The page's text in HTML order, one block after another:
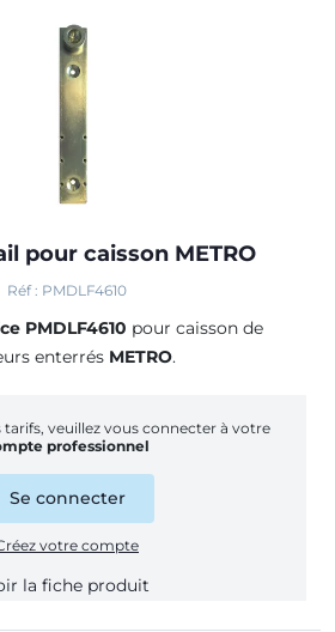
pour caisson METRO
Réf : PMDLF4610
PMDLF4610 pour caisson de
enterrés METRO.
veuillez vous connecter à votre
professionnel
Se connecter
votre compte
la fiche produit